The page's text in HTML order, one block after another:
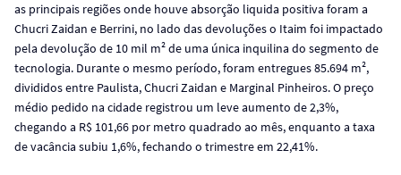
as principais regiões onde houve absorção liquida positiva foram a
Chucri Zaidan e Berrini, no lado das devoluções o Itaim foi impactado
pela devolução de 10 mil m² de uma única inquilina do segmento de
tecnologia. Durante o mesmo período, foram entregues 85.694 m²,
divididos entre Paulista, Chucri Zaidan e Marginal Pinheiros. O preço
médio pedido na cidade registrou um leve aumento de 2,3%,
chegando a R$ 101,66 por metro quadrado ao mês, enquanto a taxa
de vacância subiu 1,6%, fechando o trimestre em 22,41%.